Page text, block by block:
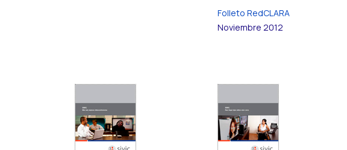
Folleto RedCLARA
Noviembre 2012